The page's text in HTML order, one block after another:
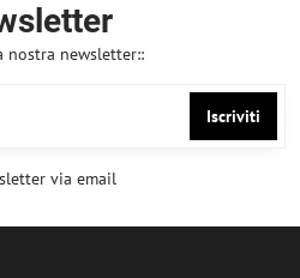
nostra newsletter::
Iscriviti
via email